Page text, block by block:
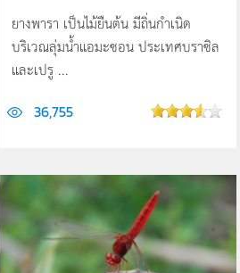
ยางพารา เป็นไม้ยืนต้น มีถิ่นกำเนิด
บริเวณลุ่มน้ำแอมะซอน ประเทศบราซิล
และเปรู ...
36,755